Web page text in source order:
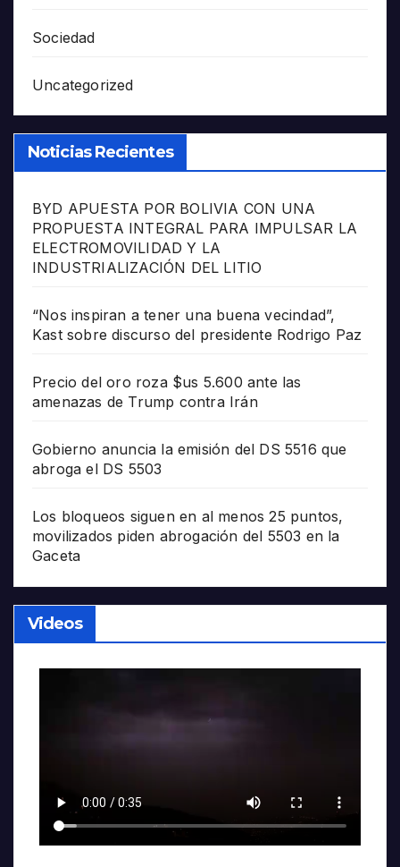
Sociedad
Uncategorized
Noticias Recientes
BYD APUESTA POR BOLIVIA CON UNA
PROPUESTA INTEGRAL PARA IMPULSAR LA
ELECTROMOVILIDAD Y LA
INDUSTRIALIZACIÓN DEL LITIO
“Nos inspiran a tener una buena vecindad”,
Kast sobre discurso del presidente Rodrigo Paz
Precio del oro roza $us 5.600 ante las
amenazas de Trump contra Irán
Gobierno anuncia la emisión del DS 5516 que
abroga el DS 5503
Los bloqueos siguen en al menos 25 puntos,
movilizados piden abrogación del 5503 en la
Gaceta
Videos